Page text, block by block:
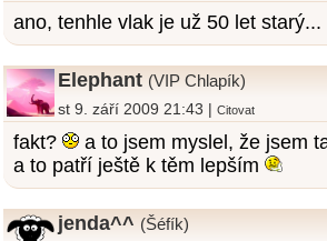
ano, tenhle vlak je už 50 let starý...
Elephant (VIP Chlapík)
st 9. září 2009 21:43 |Citovat
fakt?
a to jsem myslel, že jsem
a to patří ještě k těm lepším
jenda^^ (Šéfík)